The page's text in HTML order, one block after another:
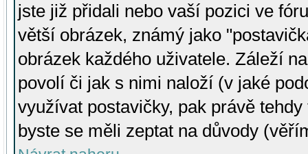
jste již přidali nebo vaší pozici ve
větší obrázek, známý jako
obrázek každého uživatele. Záleží
povolí či jak s nimi naloží (v jaké
využívat postavičky, pak právě
byste se měli zeptat na důvody